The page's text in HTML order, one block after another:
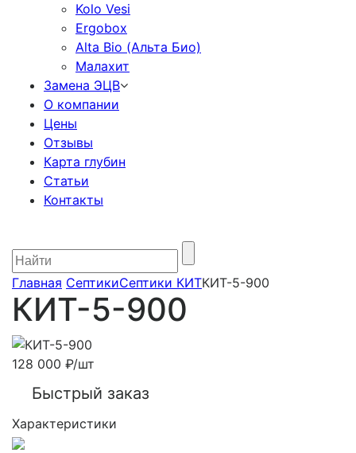
Kolo Vesi
Ergobox
Alta Bio (Альта Био)
Малахит
Замена ЭЦВ
О компании
Цены
Отзывы
Карта глубин
Статьи
Контакты
Главная СептикиСептики КИТКИТ-5-900
КИТ-5-900
128 000 ₽/шт
Быстрый заказ
Характеристики